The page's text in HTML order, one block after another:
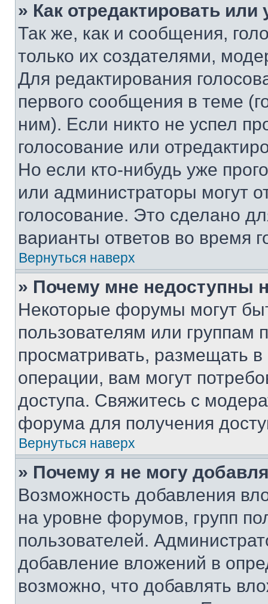
» Как отредактировать
Так же, как и сообщения,
только их создателями,
Для редактирования
первого сообщения в теме
ним). Если никто не успел
голосование или
Но если кто-нибудь уже
или администраторы могут
голосование. Это сделано
варианты ответов во время
Вернуться наверх
» Почему мне недоступны
Некоторые форумы могут
пользователям или группам
просматривать, размещать
операции, вам могут
доступа. Свяжитесь с
форума для получения
Вернуться наверх
» Почему я не могу
Возможность добавления
на уровне форумов, групп
пользователей.
добавление вложений в
возможно, что добавлять